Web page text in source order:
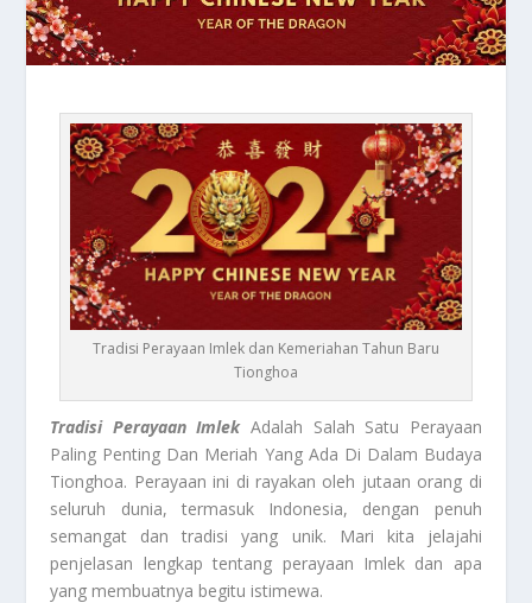
Tradisi Perayaan Imlek dan Kemeriahan Tahun Baru
Tionghoa
Tradisi Perayaan ImlekAdalah Salah Satu Perayaan
Paling Penting Dan Meriah Yang Ada Di Dalam Budaya
Tionghoa. Perayaan ini di rayakan oleh jutaan orang di
seluruh dunia, termasuk Indonesia, dengan penuh
semangat dan tradisi yang unik. Mari kita jelajahi
penjelasan lengkap tentang perayaan Imlek dan apa
yang membuatnya begitu istimewa.